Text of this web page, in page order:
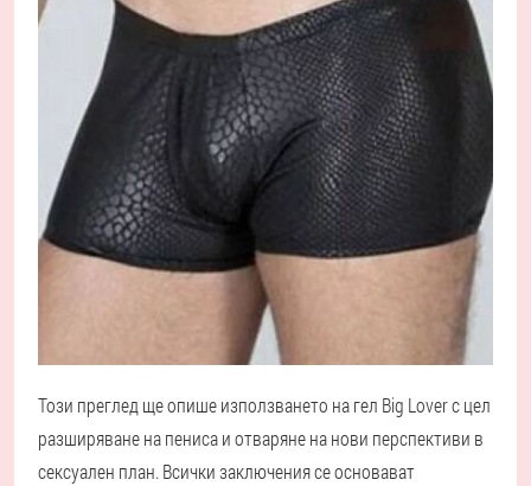
Този преглед ще опише използването на гел Big Lover с цел
разширяване на пениса и отваряне на нови перспективи в
сексуален план. Всички заключения се основават